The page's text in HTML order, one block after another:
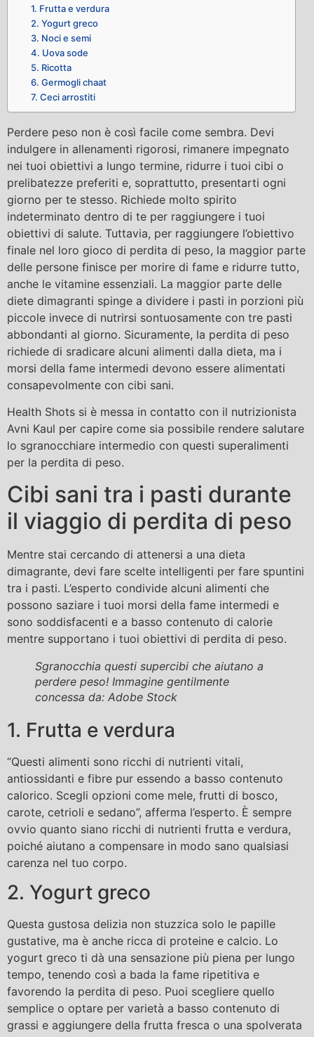
1. Frutta e verdura
2. Yogurt greco
3. Noci e semi
4. Uova sode
5. Ricotta
6. Germogli chaat
7. Ceci arrostiti
Perdere peso non è così facile come sembra. Devi
indulgere in allenamenti rigorosi, rimanere impegnato
nei tuoi obiettivi a lungo termine, ridurre i tuoi cibi o
prelibatezze preferiti e, soprattutto, presentarti ogni
giorno per te stesso. Richiede molto spirito
indeterminato dentro di te per raggiungere i tuoi
obiettivi di salute. Tuttavia, per raggiungere l’obiettivo
finale nel loro gioco di perdita di peso, la maggior parte
delle persone finisce per morire di fame e ridurre tutto,
anche le vitamine essenziali. La maggior parte delle
diete dimagranti spinge a dividere i pasti in porzioni più
piccole invece di nutrirsi sontuosamente con tre pasti
abbondanti al giorno. Sicuramente, la perdita di peso
richiede di sradicare alcuni alimenti dalla dieta, ma i
morsi della fame intermedi devono essere alimentati
consapevolmente con cibi sani.
Health Shots si è messa in contatto con il nutrizionista
Avni Kaul per capire come sia possibile rendere salutare
lo sgranocchiare intermedio con questi superalimenti
per la perdita di peso.
Cibi sani tra i pasti durante
il viaggio di perdita di peso
Mentre stai cercando di attenersi a una dieta
dimagrante, devi fare scelte intelligenti per fare spuntini
tra i pasti. L’esperto condivide alcuni alimenti che
possono saziare i tuoi morsi della fame intermedi e
sono soddisfacenti e a basso contenuto di calorie
mentre supportano i tuoi obiettivi di perdita di peso.
Sgranocchia questi supercibi che aiutano a
perdere peso! Immagine gentilmente
concessa da: Adobe Stock
1. Frutta e verdura
“Questi alimenti sono ricchi di nutrienti vitali,
antiossidanti e fibre pur essendo a basso contenuto
calorico. Scegli opzioni come mele, frutti di bosco,
carote, cetrioli e sedano”, afferma l’esperto. È sempre
ovvio quanto siano ricchi di nutrienti frutta e verdura,
poiché aiutano a compensare in modo sano qualsiasi
carenza nel tuo corpo.
2. Yogurt greco
Questa gustosa delizia non stuzzica solo le papille
gustative, ma è anche ricca di proteine ​​e calcio. Lo
yogurt greco ti dà una sensazione più piena per lungo
tempo, tenendo così a bada la fame ripetitiva e
favorendo la perdita di peso. Puoi scegliere quello
semplice o optare per varietà a basso contenuto di
grassi e aggiungere della frutta fresca o una spolverata